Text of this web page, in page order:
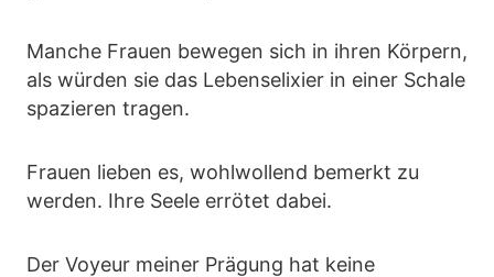
Manche Frauen bewegen sich in ihren Körpern,
als würden sie das Lebenselixier in einer Schale
spazieren tragen.
Frauen lieben es, wohlwollend bemerkt zu
werden. Ihre Seele errötet dabei.
Der Voyeur meiner Prägung hat keine